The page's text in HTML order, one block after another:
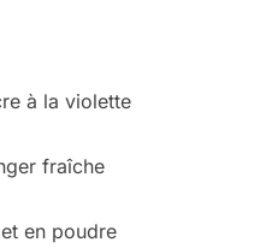
à la violette
fraîche
en poudre